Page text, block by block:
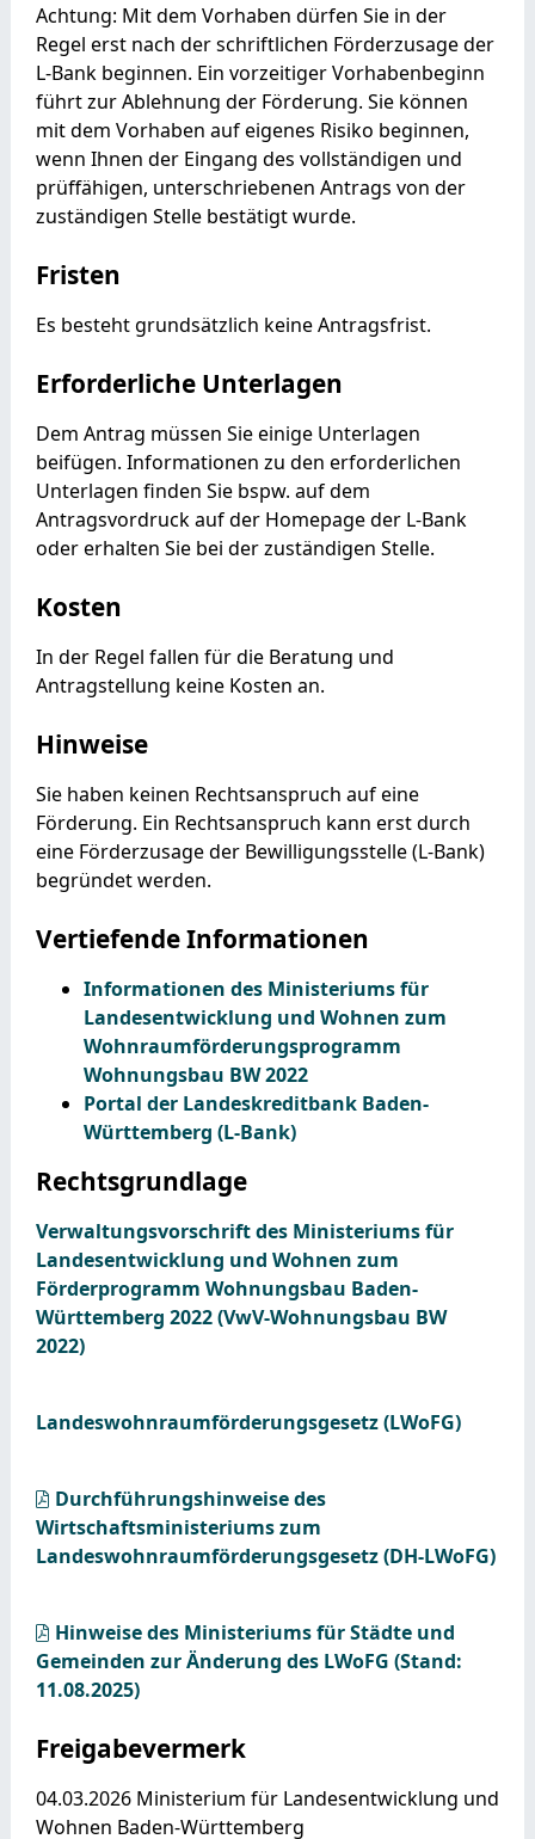
Achtung: Mit dem Vorhaben dürfen Sie in der
Regel erst nach der schriftlichen Förderzusage der
L-Bank beginnen. Ein vorzeitiger Vorhabenbeginn
führt zur Ablehnung der Förderung. Sie können
mit dem Vorhaben auf eigenes Risiko beginnen,
wenn Ihnen der Eingang des vollständigen und
prüffähigen, unterschriebenen Antrags von der
zuständigen Stelle bestätigt wurde.
Fristen
Es besteht grundsätzlich keine Antragsfrist.
Erforderliche Unterlagen
Dem Antrag müssen Sie einige Unterlagen
beifügen. Informationen zu den erforderlichen
Unterlagen finden Sie bspw. auf dem
Antragsvordruck auf der Homepage der L-Bank
odererhalten Sie bei der zuständigen Stelle.
Kosten
In der Regel fallen für die Beratung und
Antragstellung keine Kosten an.
Hinweise
Sie haben keinen Rechtsanspruch auf eine
Förderung. Ein Rechtsanspruch kann erst durch
eine Förderzusage der Bewilligungsstelle (L-Bank)
begründet werden.
Vertiefende Informationen
Informationen des Ministeriums für
Landesentwicklung und Wohnen zum
Wohnraumförderungsprogramm
Wohnungsbau BW 2022
Portal der Landeskreditbank Baden-
Württemberg (L-Bank)
Rechtsgrundlage
Verwaltungsvorschrift des Ministeriums für
Landesentwicklung und Wohnen zum
Förderprogramm Wohnungsbau Baden-
Württemberg 2022 (VwV-Wohnungsbau BW
2022)
Landeswohnraumförderungsgesetz (LWoFG)
Durchführungshinweise des
Wirtschaftsministeriums zum
Landeswohnraumförderungsgesetz (DH-LWoFG)
Hinweise des Ministeriums für Städte und
Gemeinden zur Änderung des LWoFG (Stand:
11.08.2025)
Freigabevermerk
04.03.2026 Ministerium für Landesentwicklung und
Wohnen Baden-Württemberg